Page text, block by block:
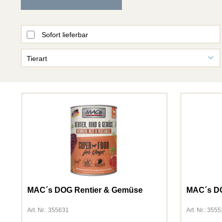
Sofort lieferbar
Tierart
Hund
MAC´s DOG Rentier & Gemüse
Art. Nr.: 355631
MAC´s
Art. Nr.: